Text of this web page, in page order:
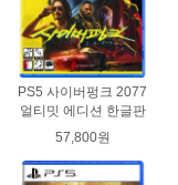
PS5 사이버펑크 2077
얼티밋 에디션 한글판
57,800원